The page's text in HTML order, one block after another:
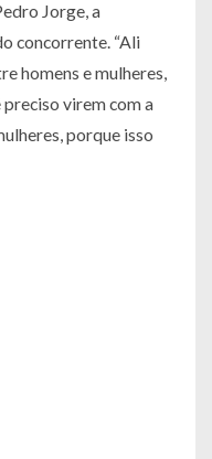
Jorge, a
concorrente. “Ali
homens e mulheres,
virem com a
porque isso